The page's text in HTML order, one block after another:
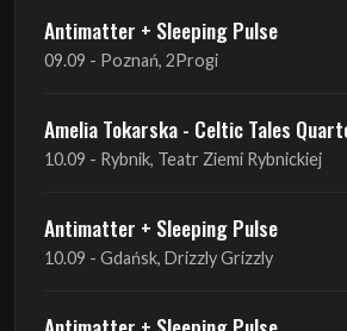
Amelia Tokarska - Celtic Tales Quartet
10.09 - Rybnik, Teatr Ziemi Rybnickiej
Antimatter + Sleeping Pulse
Antimatter + Sleeping Pulse
11.09 - Warszawa, VooDoo Club
Antimatter + Sleeping Pulse